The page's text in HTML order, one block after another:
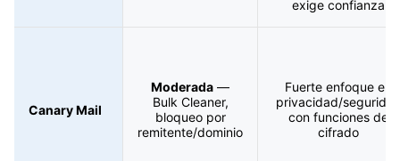
exige confianza
Canary Mail
Moderada —
Bulk Cleaner,
bloqueo por
remitente/dominio
Fuerte enfoque en
privacidad/
con funciones de
cifrado